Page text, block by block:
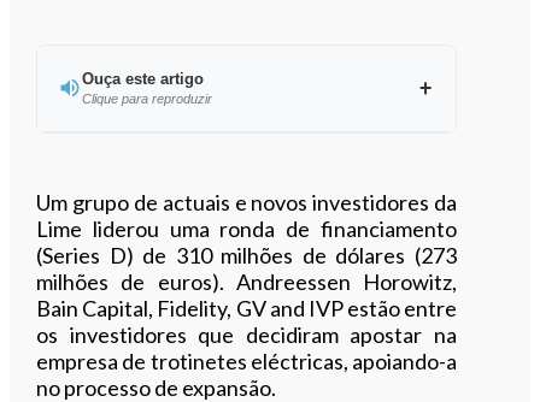
Ouça este artigo
Clique para reproduzir
Um grupo de actuais e novos investidores da
Lime liderou uma ronda de financiamento
(Series D) de 310 milhões de dólares (273
milhões de euros). Andreessen Horowitz,
Bain Capital, Fidelity, GV and IVP estão entre
os investidores que decidiram apostar na
empresa de trotinetes eléctricas, apoiando-a
no processo de expansão.